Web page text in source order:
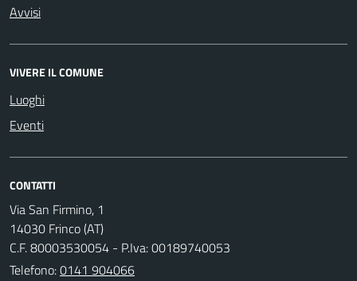
Avvisi
VIVERE IL COMUNE
Luoghi
Eventi
CONTATTI
Via San Firmino, 1
14030 Frinco (AT)
C.F. 80003530054 - P.Iva: 00189740053
Telefono:0141 904066